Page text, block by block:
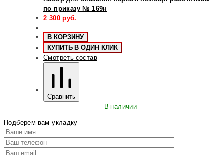
по приказу № 169н
2 300 руб.
В КОРЗИНУ
КУПИТЬ В ОДИН КЛИК
Смотреть состав
Сравнить
В наличии
Подберем вам укладку